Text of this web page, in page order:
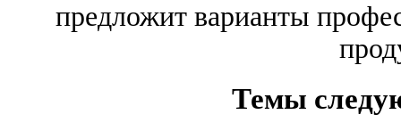
предложит варианты
Темы